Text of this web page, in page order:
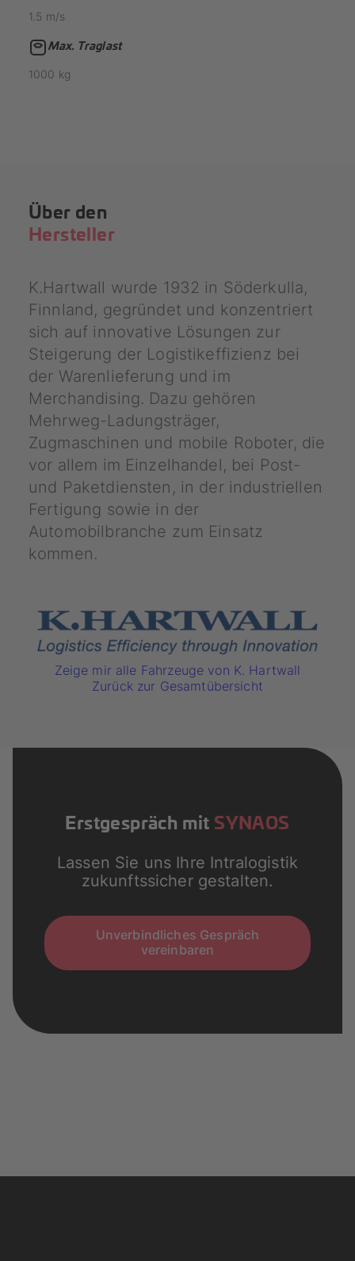
1.5 m/s
Max. Traglast
1000 kg
Über den
Hersteller
K.Hartwall wurde 1932 in Söderkulla,
Finnland, gegründet und konzentriert
sich auf innovative Lösungen zur
Steigerung der Logistikeffizienz bei
der Warenlieferung und im
Merchandising. Dazu gehören
Mehrweg-Ladungsträger,
Zugmaschinen und mobile Roboter, die
vor allem im Einzelhandel, bei Post-
und Paketdiensten, in der industriellen
Fertigung sowie in der
Automobilbranche zum Einsatz
kommen.
Zeige mir alle Fahrzeuge von K. Hartwall
Zurück zur Gesamtübersicht
Erstgespräch mit SYNAOS
Lassen Sie uns Ihre Intralogistik
zukunftssicher gestalten.
Unverbindliches Gespräch
vereinbaren